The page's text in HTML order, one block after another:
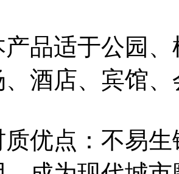
产品适于公园
酒店、宾馆
优点：不易